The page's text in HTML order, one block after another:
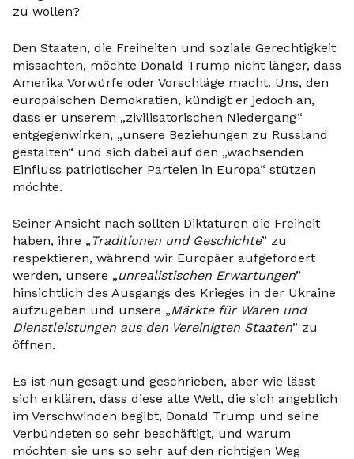
zu wollen?
Den Staaten, die Freiheiten und soziale Gerechtigkeit
missachten, möchte Donald Trump nicht länger, dass
Amerika Vorwürfe oder Vorschläge macht. Uns, den
europäischen Demokratien, kündigt er jedoch an,
dass er unserem „zivilisatorischen Niedergang“
entgegenwirken, „unsere Beziehungen zu Russland
gestalten“ und sich dabei auf den „wachsenden
Einfluss patriotischer Parteien in Europa“ stützen
möchte.
Seiner Ansicht nach sollten Diktaturen die Freiheit
haben, ihre „Traditionen und Geschichte” zu
respektieren, während wir Europäer aufgefordert
werden, unsere „unrealistischen Erwartungen”
hinsichtlich des Ausgangs des Krieges in der Ukraine
aufzugeben und unsere „Märkte für Waren und
Dienstleistungen aus den Vereinigten Staaten” zu
öffnen.
Es ist nun gesagt und geschrieben, aber wie lässt
sich erklären, dass diese alte Welt, die sich angeblich
im Verschwinden begibt, Donald Trump und seine
Verbündeten so sehr beschäftigt, und warum
möchten sie uns so sehr auf den richtigen Weg